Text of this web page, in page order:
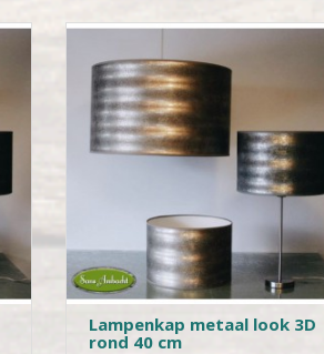
Lampenkap metaal look 3D
rond 40 cm